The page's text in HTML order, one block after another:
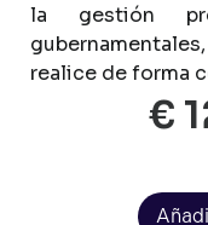
la
gestión
gubernamentales,
realice deforma
€